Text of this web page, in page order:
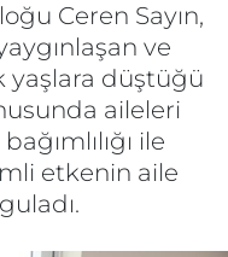
Ceren Sayın,
ve
yaşlara düştüğü
aileleri
ile
etkenin aile